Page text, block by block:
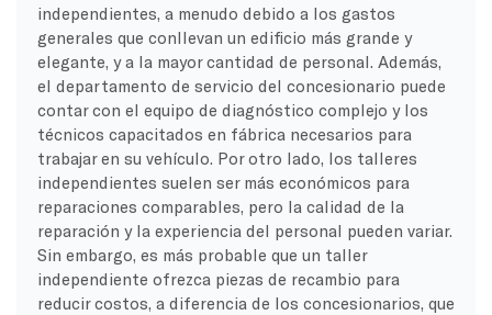
independientes, a menudo debido a los gastos
generales que conllevan un edificio más grande y
elegante, y a la mayor cantidad de personal. Además,
el departamento de servicio del concesionario puede
contar con el equipo de diagnóstico complejo y los
técnicos capacitados en fábrica necesarios para
trabajar en su vehículo. Por otro lado, los talleres
independientes suelen ser más económicos para
reparaciones comparables, pero la calidad de la
reparación y la experiencia del personal pueden variar.
Sin embargo, es más probable que un taller
independiente ofrezca piezas de recambio para
reducir costos, a diferencia de los concesionarios, que